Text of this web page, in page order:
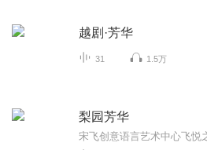
越剧·芳华
31 1.5万
梨园芳华